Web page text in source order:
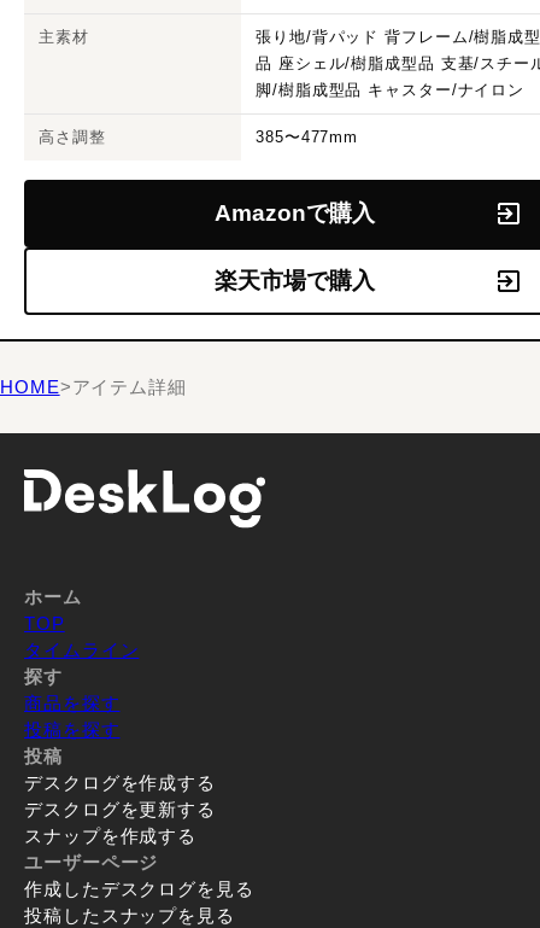
主素材
張り地/背パッド 背フレーム/樹脂成
品 座シェル/樹脂成型品 支基/スチー
脚/樹脂成型品 キャスター/ナイロン
高さ調整 385〜477mm
Amazonで購入
楽天市場で購入
HOME>アイテム詳細
ホーム
TOP
タイムライン
探す
商品を探す
投稿を探す
投稿
デスクログを作成する
デスクログを更新する
スナップを作成する
ユーザーページ
作成したデスクログを見る
投稿したスナップを見る